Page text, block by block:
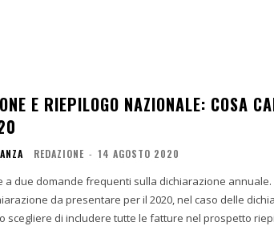
E RIEPILOGO NAZIONALE: COSA
REDAZIONE - 14 AGOSTO 2020
a due domande frequenti sulla dichiarazione annuale.
da presentare per il 2020, nel caso delle
scegliere di includere tutte le fatture nel prospetto